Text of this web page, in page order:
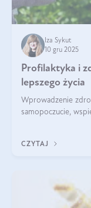
Iza Sykut
10 gru 2025
Profilaktyka i
lepszego życia
Wprowadzenie
samopoczucie,
CZYTAJ